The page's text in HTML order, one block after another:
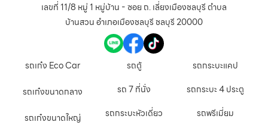
เลขที่ 11/8 หมู่ 1 หมู่บ้าน - ซอย ถ. เลี่ยงเมืองชลบุรี ตำบล
บ้านสวน อำเภอเมืองชลบุรี ชลบุรี 20000
รถเก๋ง Eco Car
รถเก๋งขนาดกลาง
รถเก๋งขนาดใหญ่
รถตู้
รถ 7 ที่นั่ง
รถกระบะหัวเดี่ยว
รถกระบะแคป
รถกระบะ 4 ประตู
รถพรีเมี่ยม